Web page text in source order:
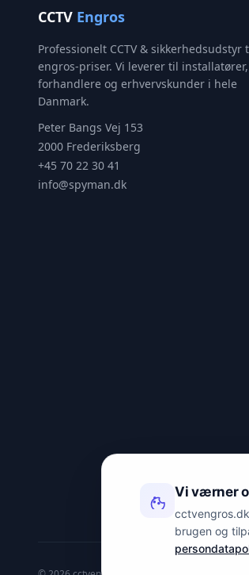
CCTV Engros
Professionelt CCTV & sikkerhedsudstyr
engros-priser. Vi leverer til installatører,
forhandlere og erhvervskunder i hele
Danmark.
Peter Bangs Vej 153
2000 Frederiksberg
+45 70 22 30 41
info@spyman.dk
Vi værner
brugen og